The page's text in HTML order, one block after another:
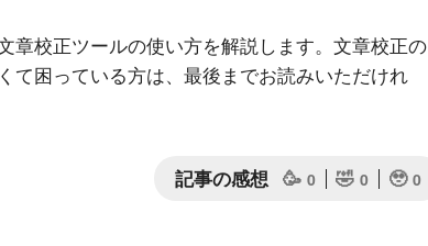
章校正ツールの使い方を解説します。文章校正の
て困っている方は、最後までお読みいただけれ
記事の感想 🥳 0 🤣 0 🥹 0